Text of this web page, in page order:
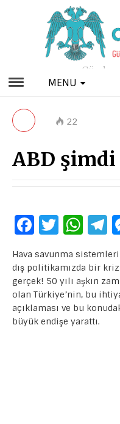
MENU
22
ABD şimdi
F
c
e
b
o
T
it
te
r
W
h
at
s
A
p
T
e
a
Hava savunma
dış politikamızda bir
gerçek! 50 yılı aşkın
olan Türkiye’nin, bu
açıklaması ve bu
büyük endişe yarattı.